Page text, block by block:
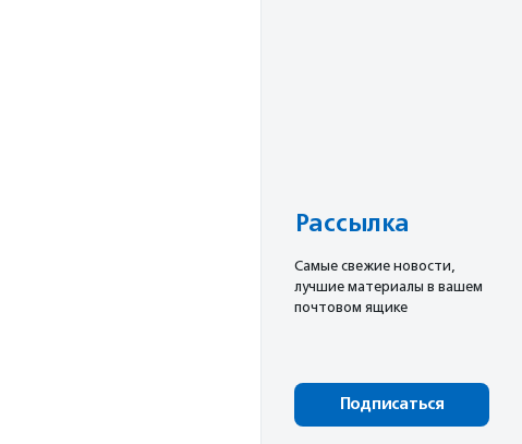
Рассылка
Cамые свежие новости,
лучшие материалы в вашем
почтовом ящике
Подписаться